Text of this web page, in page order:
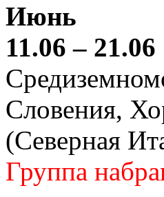
Июнь
11.06 – 21.06
Словения,
(Северная
Группа